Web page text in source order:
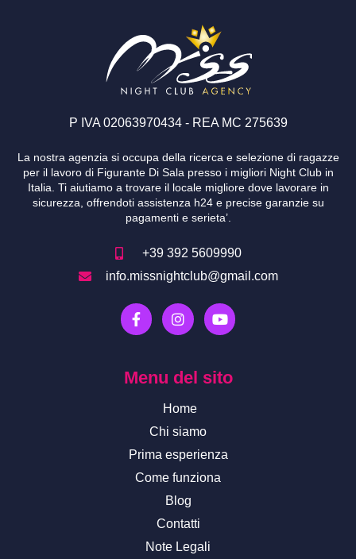
P IVA 02063970434 - REA MC 275639
La nostra agenzia si occupa della ricerca e selezione di ragazze
per il lavoro di Figurante Di Sala presso i migliori Night Club in
Italia. Ti aiutiamo a trovare il locale migliore dove lavorare in
sicurezza, offrendoti assistenza h24 e precise garanzie su
pagamenti e serieta’.
+39 392 5609990
info.missnightclub@gmail.com
F
a
c
o
I
n
s
a
g
a
m
Y
o
u
b
Menu del sito
Home
Chi siamo
Prima esperienza
Come funziona
Blog
Contatti
Note Legali